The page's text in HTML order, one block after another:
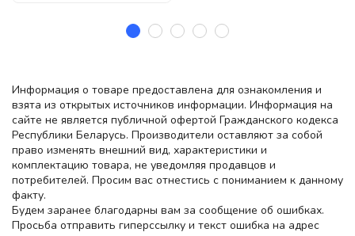
Информация о товаре предоставлена для ознакомления и
взята из открытых источников информации. Информация на
сайте не является публичной офертой Гражданского кодекса
Республики Беларусь. Производители оставляют за собой
право изменять внешний вид, характеристики и
комплектацию товара, не уведомляя продавцов и
потребителей. Просим вас отнестись с пониманием к данному
факту.
Будем заранее благодарны вам за сообщение об ошибках.
Просьба отправить гиперссылку и текст ошибка на адрес